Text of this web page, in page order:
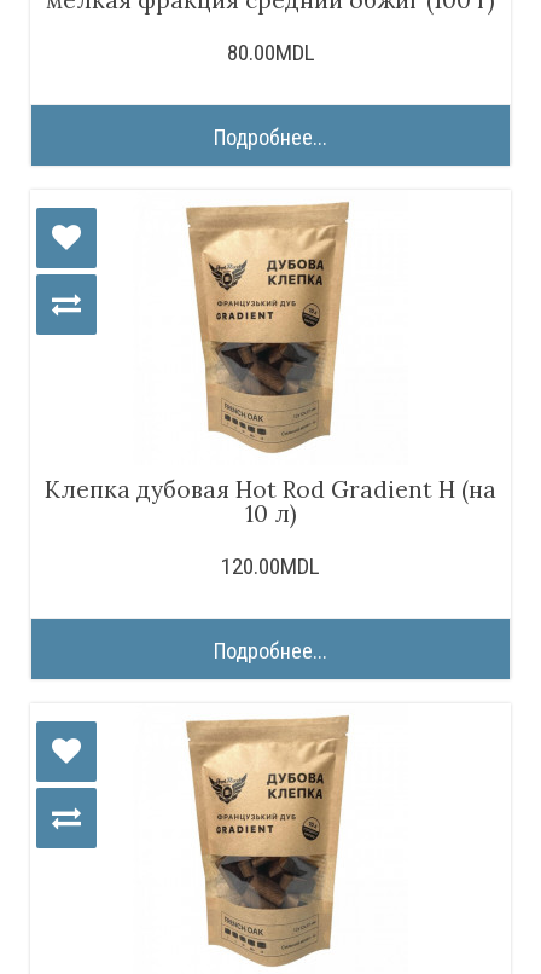
80.00MDL
Подробнее...
Клепка дубовая Hot Rod Gradient H (на
10 л)
120.00MDL
Подробнее...